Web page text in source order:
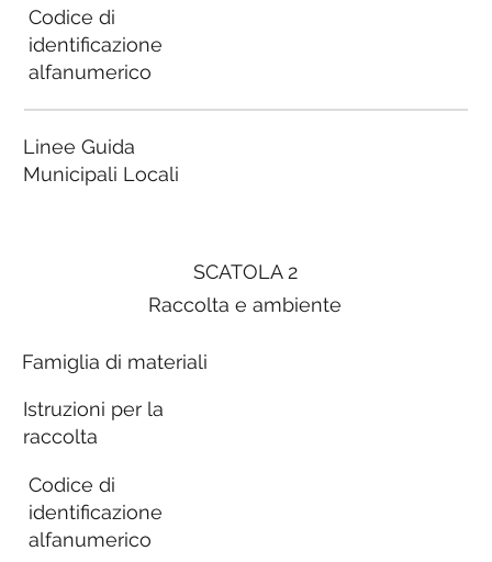
SCATOLA 2
Raccolta e ambiente
Famiglia di materiali
Istruzioni per la
raccolta
Codice di
identificazione
alfanumerico
Codice di
identificazione
alfanumerico
Linee Guida
Municipali Locali